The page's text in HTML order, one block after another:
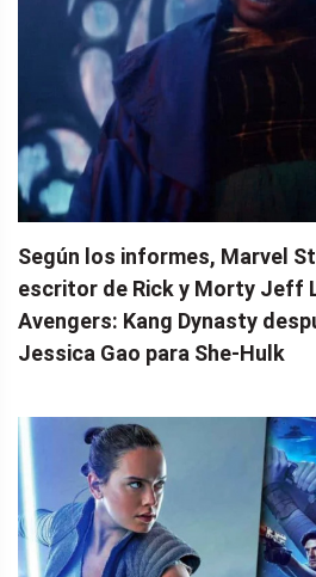
Según los informes, Marvel
escritor de Rick y Morty Jeff
Avengers: Kang Dynasty
Jessica Gao para She-Hulk